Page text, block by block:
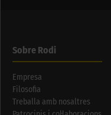
Sobre Rodi
Empresa
Filosofia
Treballa amb nosaltres